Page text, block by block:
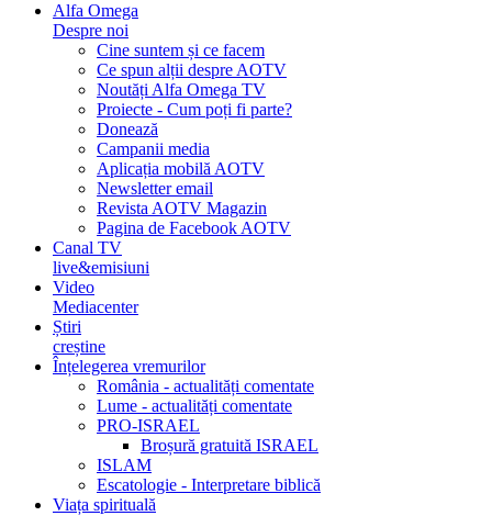
Alfa Omega
Despre noi
Cine suntem și ce facem
Ce spun alții despre AOTV
Noutăți Alfa Omega TV
Proiecte - Cum poți fi parte?
Donează
Campanii media
Aplicația mobilă AOTV
Newsletter email
Revista AOTV Magazin
Pagina de Facebook AOTV
Canal TV
live&emisiuni
Video
Mediacenter
Știri
creștine
Înțelegerea vremurilor
România - actualități comentate
Lume - actualități comentate
PRO-ISRAEL
Broșură gratuită ISRAEL
ISLAM
Escatologie - Interpretare biblică
Viața spirituală